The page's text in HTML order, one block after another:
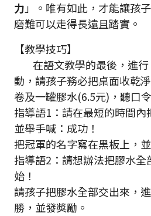
力 」。唯有如此，才能讓孩
磨難可以走得長遠且踏實。
【教學技巧】
在語文教學的最後，進行
動，請孩子務必把桌面收乾
卷及一罐膠水(6.5元)，聽口
指導語1：請在最短的時間內
並舉手喊：成功！
把冠軍的名字寫在黑板上，
指導語2：請想辦法把膠水全
始！
請孩子把膠水全部交出來，
勝，並發獎勵。